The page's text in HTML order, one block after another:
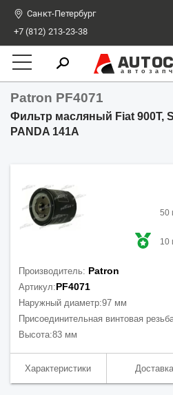
Санкт-Петербург
+7 (812) 213-23-38
Patron PF4071
Фильтр масляный Fiat 900T,
PANDA 141A
50
10
Производитель: Patron
Артикул:PF4071
Наружный диаметр:97 мм
Присоединительная винтовая
Высота:83 мм
Характеристики Доставка